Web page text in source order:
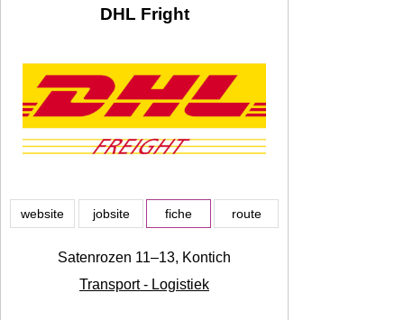
DHL Fright
website jobsite fiche route
Satenrozen 11–13, Kontich
Transport - Logistiek